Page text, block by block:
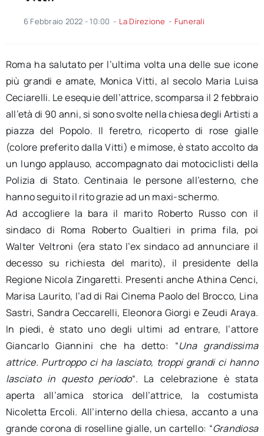
6 Febbraio 2022 - 10:00 - La Direzione - Funerali
Roma ha salutato per l’ultima volta una delle sue icone
più grandi e amate, Monica Vitti, al secolo Maria Luisa
Ceciarelli. Le esequie dell’attrice, scomparsa il 2 febbraio
all’età di 90 anni, si sono svolte nella chiesa degli Artisti a
piazza del Popolo. Il feretro, ricoperto di rose gialle
(colore preferito dalla Vitti) e mimose, è stato accolto da
un lungo applauso, accompagnato dai motociclisti della
Polizia di Stato. Centinaia le persone all’esterno, che
hanno seguito il rito grazie ad un maxi-schermo.
Ad accogliere la bara il marito Roberto Russo con il
sindaco di Roma Roberto Gualtieri in prima fila, poi
Walter Veltroni (era stato l’ex sindaco ad annunciare il
decesso su richiesta del marito), il presidente della
Regione Nicola Zingaretti. Presenti anche Athina Cenci,
Marisa Laurito, l’ad di Rai Cinema Paolo del Brocco, Lina
Sastri, Sandra Ceccarelli, Eleonora Giorgi e Zeudi Araya.
In piedi, è stato uno degli ultimi ad entrare, l’attore
Giancarlo Giannini che ha detto: “Una grandissima
attrice. Purtroppo ci ha lasciato, troppi grandi ci hanno
lasciato in questo periodo“. La celebrazione è stata
aperta all’amica storica dell’attrice, la costumista
Nicoletta Ercoli. All’interno della chiesa, accanto a una
grande corona di roselline gialle, un cartello: “Grandiosa